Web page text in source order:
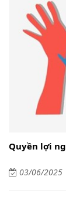
Quyền lợi
03/06/2025